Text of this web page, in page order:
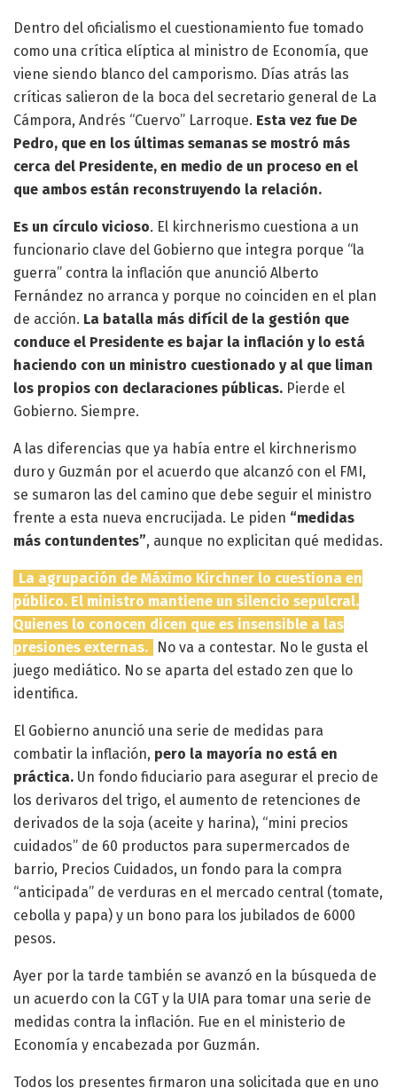
Dentro del oficialismo el cuestionamiento fue tomado
como una crítica elíptica al ministro de Economía, que
viene siendo blanco del camporismo. Días atrás las
críticas salieron de la boca del secretario general de La
Cámpora, Andrés “Cuervo” Larroque. Esta vez fue De
Pedro, que en los últimas semanas se mostró más
cerca del Presidente, en medio de un proceso en el
que ambos están reconstruyendo la relación.
Es un círculo vicioso. El kirchnerismo cuestiona a un
funcionario clave del Gobierno que integra porque “la
guerra” contra la inflación que anunció Alberto
Fernández no arranca y porque no coinciden en el plan
de acción. La batalla más difícil de la gestión que
conduce el Presidente es bajar la inflación y lo está
haciendo con un ministro cuestionado y al que liman
los propios con declaraciones públicas. Pierde el
Gobierno. Siempre.
A las diferencias que ya había entre el kirchnerismo
duro y Guzmán por el acuerdo que alcanzó con el FMI,
se sumaron las del camino que debe seguir el ministro
frente a esta nueva encrucijada. Le piden “medidas
más contundentes”, aunque no explicitan qué medidas.
La agrupación de Máximo Kirchner lo cuestiona en
público. El ministro mantiene un silencio sepulcral.
Quienes lo conocen dicen que es insensible a las
presiones externas.
No va a contestar. No le gusta el
juego mediático. No se aparta del estado zen que lo
identifica.
El Gobierno anunció una serie de medidas para
combatir la inflación, pero la mayoría no está en
práctica. Un fondo fiduciario para asegurar el precio de
los derivaros del trigo, el aumento de retenciones de
derivados de la soja (aceite y harina), “mini precios
cuidados” de 60 productos para supermercados de
barrio, Precios Cuidados, un fondo para la compra
“anticipada” de verduras en el mercado central (tomate,
cebolla y papa) y un bono para los jubilados de 6000
pesos.
Ayer por la tarde también se avanzó en la búsqueda de
un acuerdo con la CGT y la UIA para tomar una serie de
medidas contra la inflación. Fue en el ministerio de
Economía y encabezada por Guzmán.
Todos los presentes firmaron una solicitada que en uno